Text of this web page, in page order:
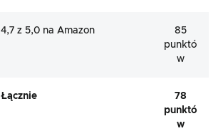
4,7 z 5,0 na Amazon
85
punktó
w
Łącznie
78
punktó
w